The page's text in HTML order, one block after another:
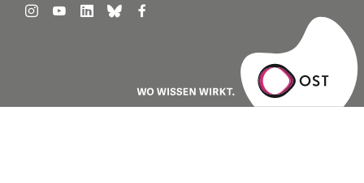
find us on: instagram
find us on: youtube
find us on: linkedin
find us on: bluesky
find us on: facebook